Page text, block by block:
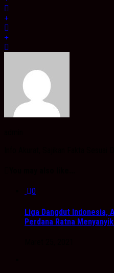
0
Liga Dangdut Indonesia,
Perdana Ratna